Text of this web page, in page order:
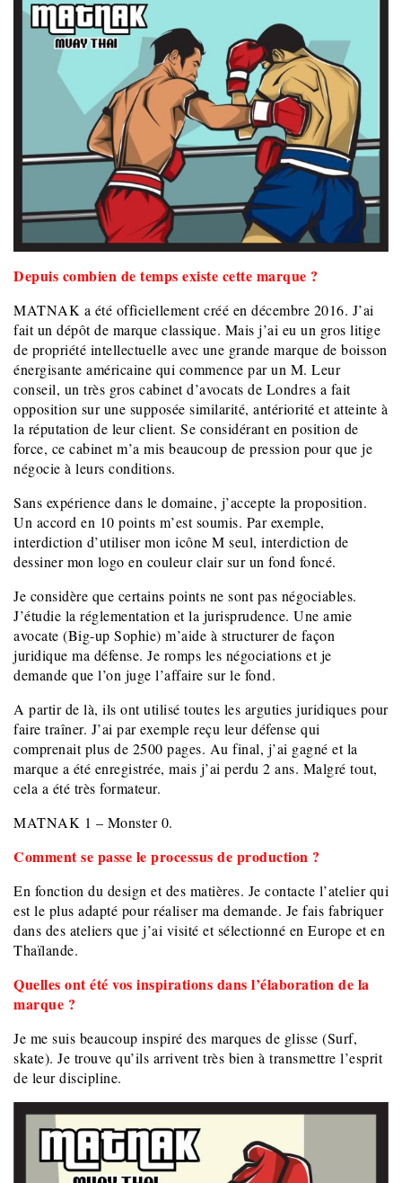
Depuis combien de temps existe cette marque ?
MATNAK a été officiellement créé en décembre 2016. J’ai
fait un dépôt de marque classique. Mais j’ai eu un gros litige
de propriété intellectuelle avec une grande marque de boisson
énergisante américaine qui commence par un M. Leur
conseil, un très gros cabinet d’avocats de Londres a fait
opposition sur une supposée similarité, antériorité et atteinte à
la réputation de leur client. Se considérant en position de
force, ce cabinet m’a mis beaucoup de pression pour que je
négocie à leurs conditions.
Sans expérience dans le domaine, j’accepte la proposition.
Un accord en 10 points m’est soumis. Par exemple,
interdiction d’utiliser mon icône M seul, interdiction de
dessiner mon logo en couleur clair sur un fond foncé.
Je considère que certains points ne sont pas négociables.
J’étudie la réglementation et la jurisprudence. Une amie
avocate (Big-up Sophie) m’aide à structurer de façon
juridique ma défense. Je romps les négociations et je
demande que l’on juge l’affaire sur le fond.
A partir de là, ils ont utilisé toutes les arguties juridiques pour
faire traîner. J’ai par exemple reçu leur défense qui
comprenait plus de 2500 pages. Au final, j’ai gagné et la
marque a été enregistrée, mais j’ai perdu 2 ans. Malgré tout,
cela a été très formateur.
MATNAK 1 – Monster 0.
Comment se passe le processus de production ?
En fonction du design et des matières. Je contacte l’atelier qui
est le plus adapté pour réaliser ma demande. Je fais fabriquer
dans des ateliers que j’ai visité et sélectionné en Europe et en
Thaïlande.
Quelles ont été vos inspirations dans l’élaboration de la
marque ?
Je me suis beaucoup inspiré des marques de glisse (Surf,
skate). Je trouve qu’ils arrivent très bien à transmettre l’esprit
de leur discipline.